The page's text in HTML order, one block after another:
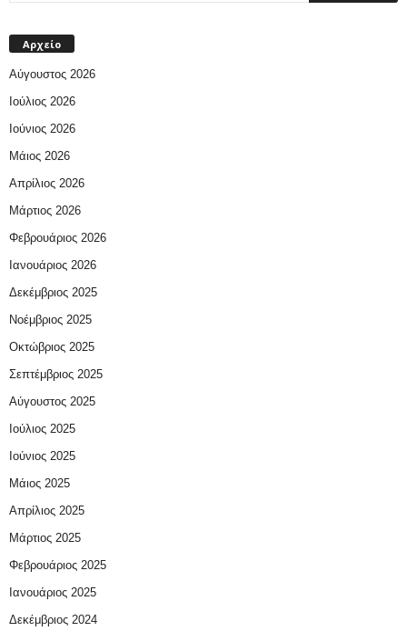
Αρχείο
Αύγουστος 2026
Ιούλιος 2026
Ιούνιος 2026
Μάιος 2026
Απρίλιος 2026
Μάρτιος 2026
Φεβρουάριος 2026
Ιανουάριος 2026
Δεκέμβριος 2025
Νοέμβριος 2025
Οκτώβριος 2025
Σεπτέμβριος 2025
Αύγουστος 2025
Ιούλιος 2025
Ιούνιος 2025
Μάιος 2025
Απρίλιος 2025
Μάρτιος 2025
Φεβρουάριος 2025
Ιανουάριος 2025
Δεκέμβριος 2024